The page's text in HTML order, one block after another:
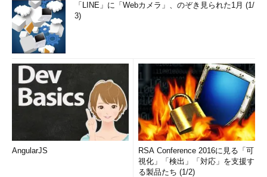
これまでシステムの構築や管理には、技術スタッフが「このよ
うなシステムを導入するべきだ。このシステムはこのように管理
しなければならない」と経営側に主張し、それが予算を上回るこ
とがなければその主張が通るという図式が多く見られました。
もちろん、その 判断の材料を提供するのは技術側です。つまり
両者が現状の問題を把握し、より良い状況を維持するために何が
必要なのかを協力して考えなければならないのです。
さて、次回ですが、技術者が経営側に判断材料を提出するため
に、実際に管理しなければならないシステムを具体的に想定し
て、障害対応ポリシーを策定する方法について解説したいと思い
「LINE」に「Webカメラ」、のぞき見られた1月 (1/
3)
AngularJS
RSA Conference 2016に見る「可
視化」「検出」「対応」を支援す
る製品たち (1/2)